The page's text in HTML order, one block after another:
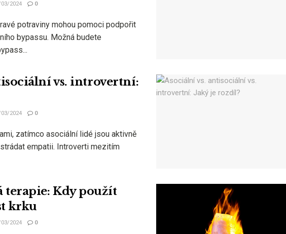
2024 0
potraviny mohou pomoci podpořit
bypassu. Možná budete
vs. introvertní:
2024 0
zatímco asociální lidé jsou aktivně
empatii. Introverti mezitím
terapie: Kdy použít
krku
2024 0